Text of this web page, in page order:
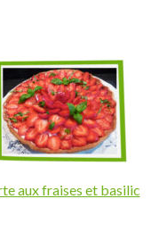
aux fraises et basilic